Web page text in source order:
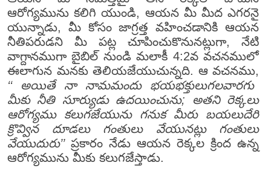
ఆరోగ్యమును కలిగి యుండి, ఆయన మీ మీద ఎగరనై
యున్నాడు, మీ కోసం జాగ్రత్త వహించడానికి ఆయన
నీతిపరుడని మీ పట్ల చూపించుకొనునట్లుగా, నేటి
వాగ్దానముగా బైబిల్ నుండి మలాకీ 4:2వ వచనములో
ఈలాగున మనకు తెలియజేయుచున్నది. ఆ వచనము,
‘‘ అయితే నా నామమందు భయభక్తులుగలవారగు
మీకు నీతి సూర్యుడు ఉదయించును; అతని రెక్కలు
ఆరోగ్యము కలుగజేయును గనుక మీరు బయలుదేరి
క్రొవ్విన దూడలు గంతులు వేయునట్లు గంతులు
వేయుదురు’’ప్రకారం నేడు ఆయన రెక్కల క్రింద ఉన్న
ఆరోగ్యమును మీకు కలుగజేస్తాడు.